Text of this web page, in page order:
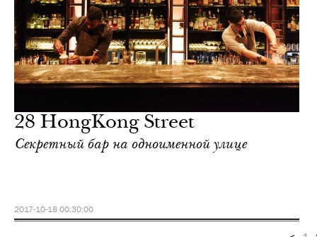
28 HongKong Street
Секретный бар на одноименной улице
2017-10-18 00:30:00